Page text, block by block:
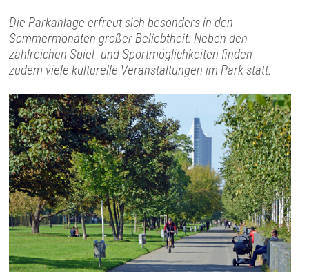
Die Parkanlage erfreut sich besonders in den
Sommermonaten großer Beliebtheit: Neben den
zahlreichen Spiel- und Sportmöglichkeiten finden
zudem viele kulturelle Veranstaltungen im Park statt.